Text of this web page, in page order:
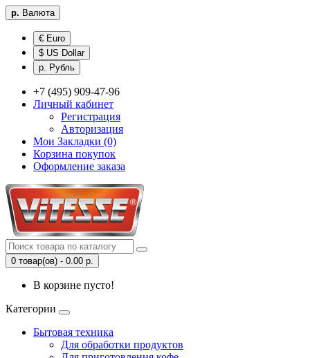
р. Валюта
€ Euro
$ US Dollar
р. Рубль
+7 (495) 909-47-96
Личный кабинет
Регистрация
Авторизация
Мои Закладки (0)
Корзина покупок
Оформление заказа
0 товар(ов) - 0.00 р.
В корзине пусто!
Категории
Бытовая техника
Для обработки продуктов